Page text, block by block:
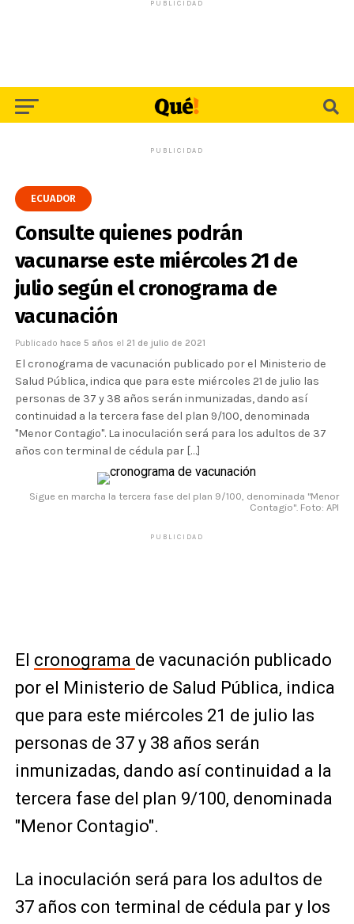
PUBLICIDAD
PUBLICIDAD
ECUADOR
Consulte quienes podrán
vacunarse este miércoles 21 de
julio según el cronograma de
vacunación
Publicado hace 5 años el 21 de julio de 2021
El cronograma de vacunación publicado por el Ministerio de
Salud Pública, indica que para este miércoles 21 de julio las
personas de 37 y 38 años serán inmunizadas, dando así
continuidad a la tercera fase del plan 9/100, denominada
"Menor Contagio". La inoculación será para los adultos de 37
años con terminal de cédula par […]
Sigue en marcha la tercera fase del plan 9/100, denominada "Menor
Contagio". Foto: API
PUBLICIDAD
El cronograma de vacunación publicado
por el Ministerio de Salud Pública, indica
que para este miércoles 21 de julio las
personas de 37 y 38 años serán
inmunizadas, dando así continuidad a la
tercera fase del plan 9/100, denominada
"Menor Contagio".
La inoculación será para los adultos de
37 años con terminal de cédula par y los